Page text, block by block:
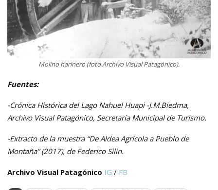
Molino harinero (foto Archivo Visual Patagónico).
Fuentes:
-Crónica Histórica del Lago Nahuel Huapi -J.M.Biedma,
Archivo Visual Patagónico, Secretaría Municipal de Turismo.
-Extracto de la muestra “De Aldea Agrícola a Pueblo de
Montaña” (2017), de Federico Silin.
Archivo Visual Patagónico IG / FB